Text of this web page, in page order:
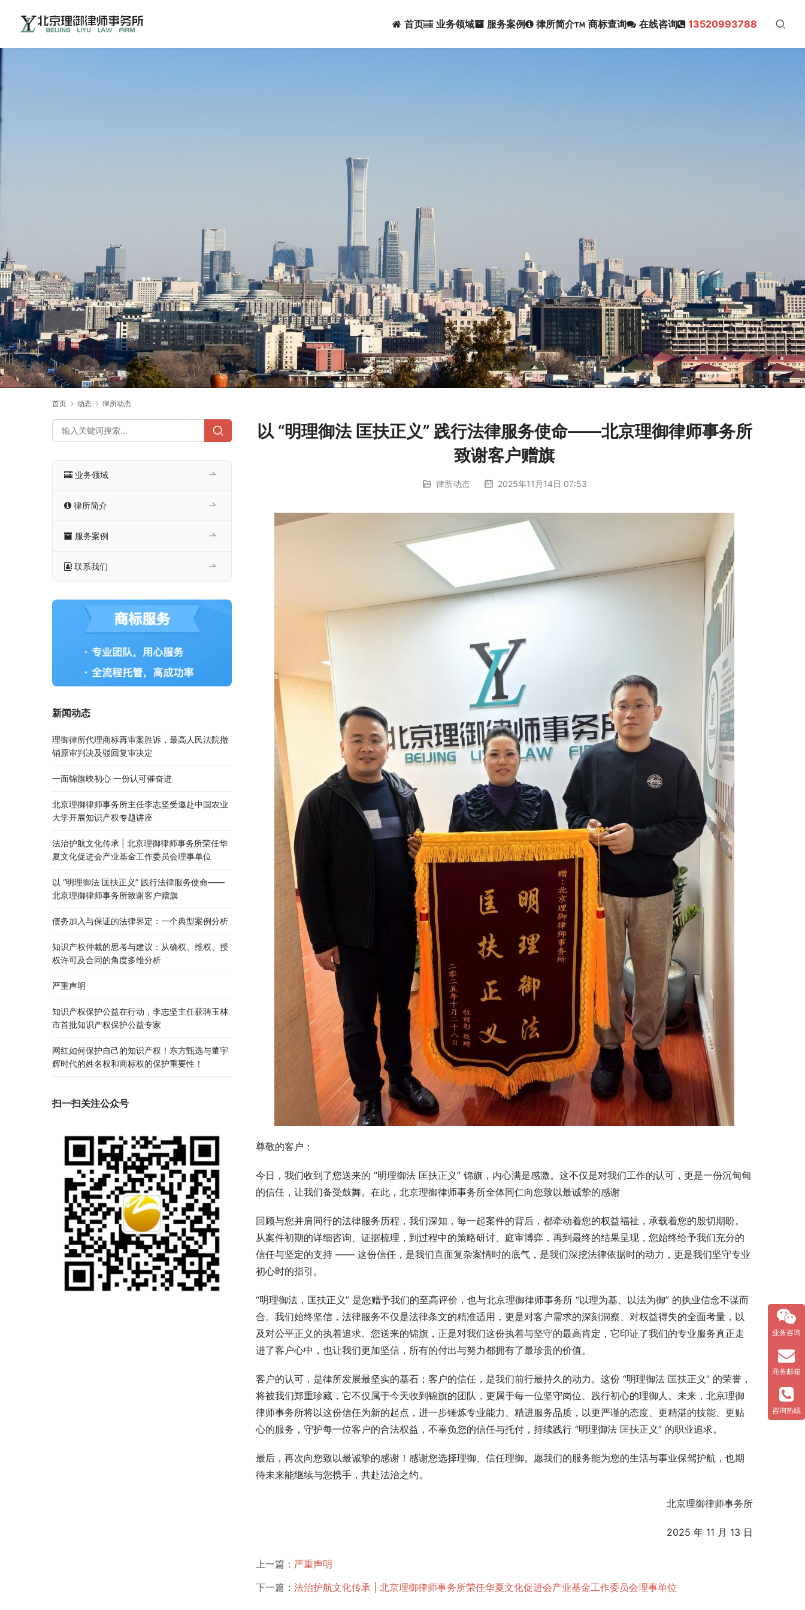
首页 业务领域 服务案例 律所简介 商标查询 在线咨询 13520993788
首页 动态 律所动态
以 “明理御法 匡扶正义” 践行法律服务使命——北京理御律师事务所
致谢客户赠旗
律所动态 2025年11月14日 07:53
尊敬的客户：
今日，我们收到了您送来的 “明理御法 匡扶正义” 锦旗，内心满是感激。这不仅是对我们工作的认可，更是一份沉甸甸
的信任，让我们备受鼓舞。在此，北京理御律师事务所全体同仁向您致以最诚挚的感谢
回顾与您并肩同行的法律服务历程，我们深知，每一起案件的背后，都牵动着您的权益福祉，承载着您的殷切期盼。
从案件初期的详细咨询、证据梳理，到过程中的策略研讨、庭审博弈，再到最终的结果呈现，您始终给予我们充分的
信任与坚定的支持 —— 这份信任，是我们直面复杂案情时的底气，是我们深挖法律依据时的动力，更是我们坚守专业
初心时的指引。
“明理御法，匡扶正义” 是您赠予我们的至高评价，也与北京理御律师事务所 “以理为基、以法为御” 的执业信念不谋而
合。我们始终坚信，法律服务不仅是法律条文的精准适用，更是对客户需求的深刻洞察、对权益得失的全面考量，以
及对公平正义的执着追求。您送来的锦旗，正是对我们这份执着与坚守的最高肯定，它印证了我们的专业服务真正走
进了客户心中，也让我们更加坚信，所有的付出与努力都拥有了最珍贵的价值。
客户的认可，是律所发展最坚实的基石；客户的信任，是我们前行最持久的动力。这份 “明理御法 匡扶正义” 的荣誉，
将被我们郑重珍藏，它不仅属于今天收到锦旗的团队，更属于每一位坚守岗位、践行初心的理御人。未来，北京理御
律师事务所将以这份信任为新的起点，进一步锤炼专业能力、精进服务品质，以更严谨的态度、更精湛的技能、更贴
心的服务，守护每一位客户的合法权益，不辜负您的信任与托付，持续践行 “明理御法 匡扶正义” 的职业追求。
最后，再次向您致以最诚挚的感谢！感谢您选择理御、信任理御。愿我们的服务能为您的生活与事业保驾护航，也期
待未来能继续与您携手，共赴法治之约。
北京理御律师事务所
2025 年 11 月 13 日
上一篇： 严重声明
下一篇： 法治护航文化传承 | 北京理御律师事务所荣任华夏文化促进会产业基金工作委员会理事单位
业务领域
律所简介
服务案例
联系我们
新闻动态
理御律所代理商标再审案胜诉，最高人民法院撤
销原审判决及驳回复审决定
一面锦旗映初心 一份认可催奋进
北京理御律师事务所主任李志坚受邀赴中国农业
大学开展知识产权专题讲座
法治护航文化传承 | 北京理御律师事务所荣任华
夏文化促进会产业基金工作委员会理事单位
以 “明理御法 匡扶正义” 践行法律服务使命——
北京理御律师事务所致谢客户赠旗
债务加入与保证的法律界定：一个典型案例分析
知识产权仲裁的思考与建议：从确权、维权、授
权许可及合同的角度多维分析
严重声明
知识产权保护公益在行动，李志坚主任获聘玉林
市首批知识产权保护公益专家
网红如何保护自己的知识产权！东方甄选与董宇
辉时代的姓名权和商标权的保护重要性！
扫一扫关注公众号
业务咨询
商务邮箱
咨询热线